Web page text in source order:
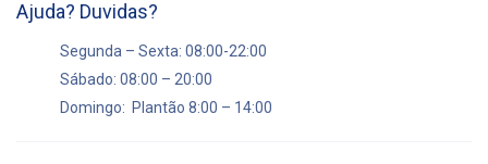
Ajuda? Duvidas?
Segunda – Sexta: 08:00-22:00
Sábado: 08:00 – 20:00
Domingo: Plantão 8:00 – 14:00